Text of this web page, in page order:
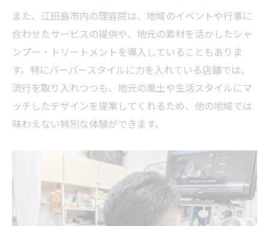
また、江田島市内の理容院は、地域のイベントや行事に
合わせたサービスの提供や、地元の素材を活かしたシャ
ンプー・トリートメントを導入していることもありま
す。特にバーバースタイルに力を入れている店舗では、
流行を取り入れつつも、地元の風土や生活スタイルにマ
ッチしたデザインを提案してくれるため、他の地域では
味わえない特別な体験ができます。